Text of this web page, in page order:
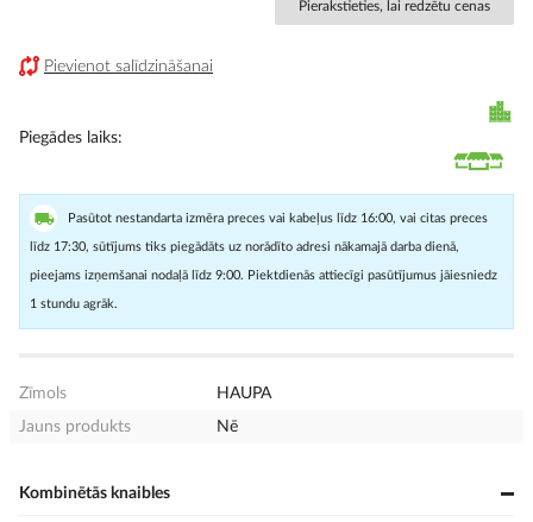
Pierakstieties, lai redzētu cenas
Pievienot salīdzināšanai
Piegādes laiks
Pasūtot nestandarta izmēra preces vai kabeļus līdz 16:00, vai citas preces
līdz 17:30, sūtījums tiks piegādāts uz norādīto adresi nākamajā darba dienā,
pieejams izņemšanai nodaļā līdz 9:00. Piektdienās attiecīgi pasūtījumus jāiesniedz
1 stundu agrāk.
Zīmols
HAUPA
Jauns produkts
Nē
Kombinētās knaibles